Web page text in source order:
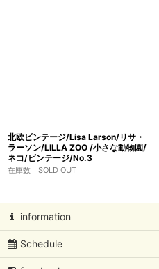
北欧ビンテージ/Lisa Larson/リサ・
ラーソン/LILLA ZOO /小さな動物園/
ネコ/ビンテージ/No.3
在庫数 SOLD OUT
information
Schedule